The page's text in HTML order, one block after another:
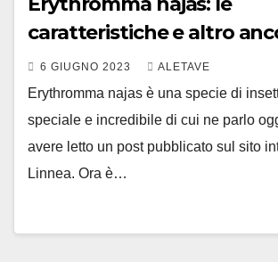
caratteristiche e altro
6 GIUGNO 2023 ALETAVE
Erythromma najas è una specie di
speciale e incredibile di cui ne parlo
avere letto un post pubblicato sul sito
Linnea. Ora è…